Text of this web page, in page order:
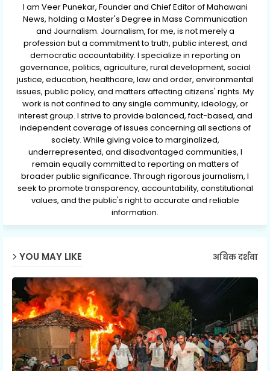
I am Veer Punekar, Founder and Chief Editor of Mahawani
News, holding a Master's Degree in Mass Communication
and Journalism. Journalism, for me, is not merely a
profession but a commitment to truth, public interest, and
democratic accountability. I specialize in reporting on
governance, politics, agriculture, rural development, social
justice, education, healthcare, law and order, environmental
issues, public policy, and matters affecting citizens' rights. My
work is not confined to any single community, ideology, or
interest group. I strive to provide balanced, fact-based, and
independent coverage of issues concerning all sections of
society. While giving voice to marginalized,
underrepresented, and disadvantaged communities, I
remain equally committed to reporting on matters of
broader public significance. Through rigorous journalism, I
seek to promote transparency, accountability, constitutional
values, and the public's right to accurate and reliable
information.
YOU MAY LIKE अधिक दर्शवा